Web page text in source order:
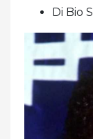
Di Bio